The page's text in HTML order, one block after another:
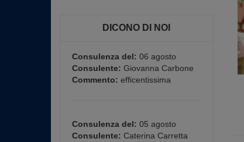
DICONO DI NOI
Consulenza del: 06 agosto
Consulente: Giovanna Carbone
Commento: efficentissima
Consulenza del: 05 agosto
Consulente: Caterina Carretta